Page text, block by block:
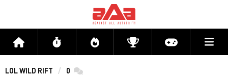
Accueil Flux Directs CompétitionsActu jeux
LOL WILD RIFT 0 commentaires